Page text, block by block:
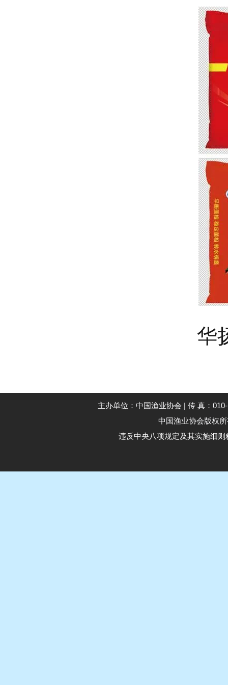
华
主办单位：中国渔业协会 | 传 真：
中国渔业协会版权
违反中央八项规定及其实施细